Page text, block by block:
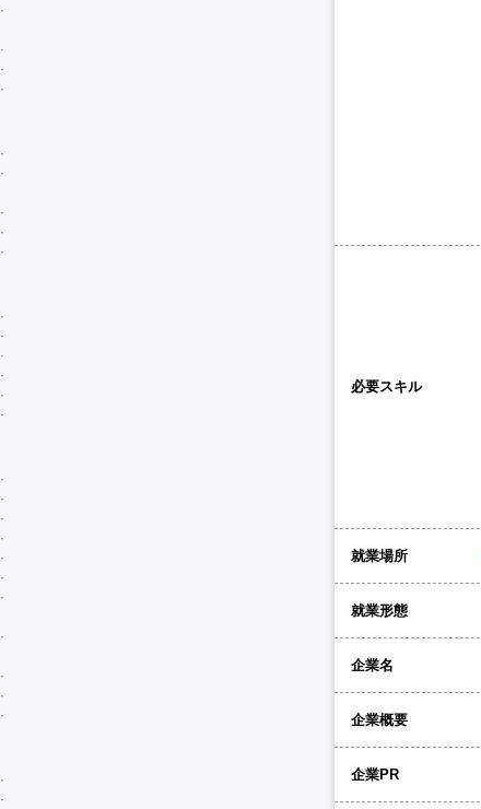
必要スキル
就業場所
就業形態
企業名
企業概要
企業PR